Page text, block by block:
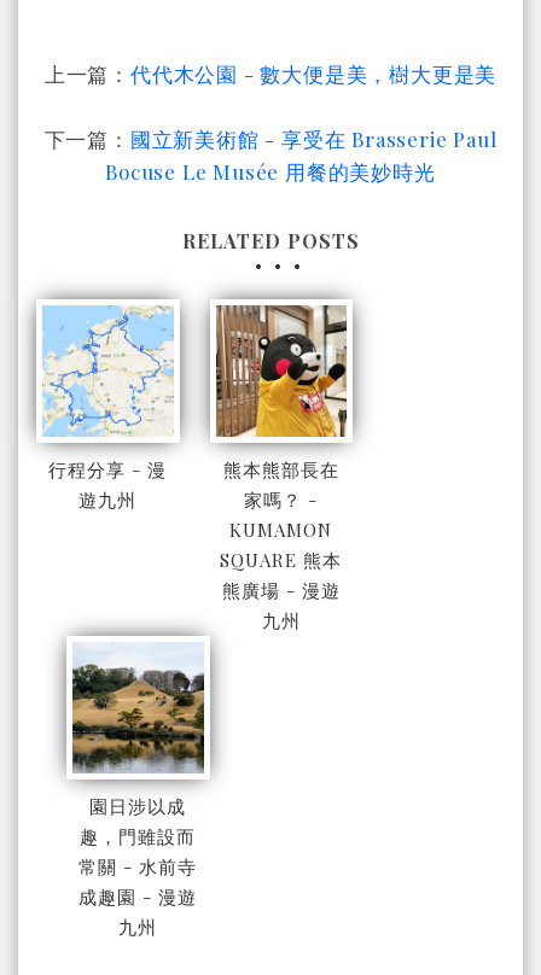
上一篇： 代代木公園 - 數大便是美，樹大更是美
下一篇： 國立新美術館 - 享受在 Brasserie Paul
Bocuse Le Musée 用餐的美妙時光
RELATED POSTS
行程分享 - 漫
遊九州
熊本熊部長在
家嗎？ -
KUMAMON
SQUARE 熊本
熊廣場 - 漫遊
九州
園日涉以成
趣，門雖設而
常關 - 水前寺
成趣園 - 漫遊
九州